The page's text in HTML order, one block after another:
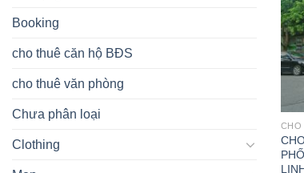
Booking
cho thuê căn hộ BĐS
cho thuê văn phòng
Chưa phân loại
Clothing
CHO